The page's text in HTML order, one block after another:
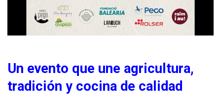
Un evento que une agricultura,
tradición y cocina de calidad